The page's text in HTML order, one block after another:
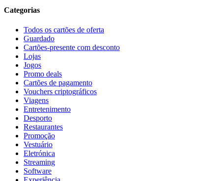
Categorias
Todos os cartões de oferta
Guardado
Cartões-presente com desconto
Lojas
Jogos
Promo deals
Cartões de pagamento
Vouchers criptográficos
Viagens
Entretenimento
Desporto
Restaurantes
Promoção
Vestuário
Eletrónica
Streaming
Software